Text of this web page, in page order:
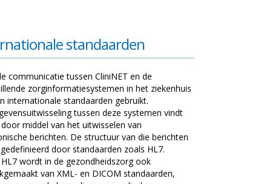
standaarden
communicatie tussen CliniNET en de
zorginformatiesystemen in het ziekenhuis
internationale standaarden gebruikt.
tussen deze systemen vindt
middel van het uitwisselen van
berichten. De structuur van die berichten
door standaarden zoals HL7.
wordt in de gezondheidszorg ook
van XML- en DICOM standaarden,